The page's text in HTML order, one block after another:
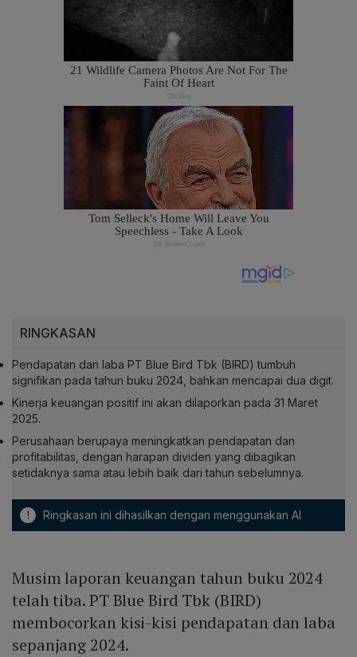
RINGKASAN
Pendapatan dan laba PT Blue Bird Tbk (BIRD) tumbuh
signifikan pada tahun buku 2024, bahkan mencapai dua digit.
Kinerja keuangan positif ini akan dilaporkan pada 31 Maret
2025.
Perusahaan berupaya meningkatkan pendapatan dan
profitabilitas, dengan harapan dividen yang dibagikan
setidaknya sama atau lebih baik dari tahun sebelumnya.
! Ringkasan ini dihasilkan dengan menggunakan AI
Musim laporan keuangan tahun buku 2024
telah tiba. PT Blue Bird Tbk (BIRD)
membocorkan kisi-kisi pendapatan dan laba
sepanjang 2024.